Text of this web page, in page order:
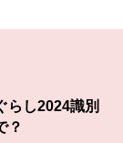
らし2024識別
？